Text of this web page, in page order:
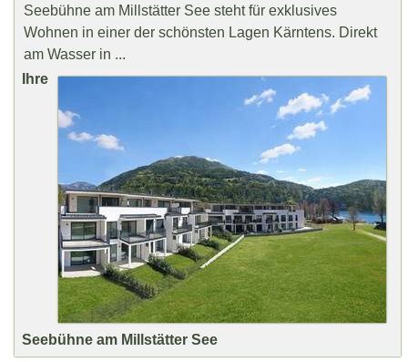
Seebühne am Millstätter See steht für exklusives
Wohnen in einer der schönsten Lagen Kärntens. Direkt
am Wasser in ...
Ihre
Seebühne am Millstätter See